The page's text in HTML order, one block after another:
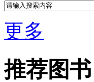
更多
推荐图书